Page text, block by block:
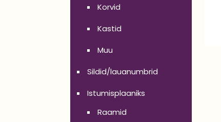
Korvid
Kastid
Muu
Sildid/lauanumbrid
Istumisplaaniks
Raamid